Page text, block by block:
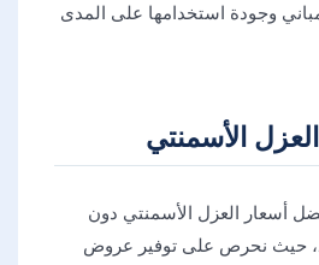
وجودة استخدامها على المدى
الأسمنتي
أسعار العزل الأسمنتي دون
حيث نحرص على توفير عروض